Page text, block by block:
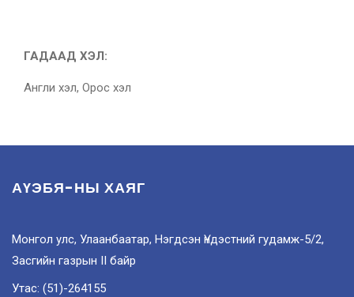
ГАДААД ХЭЛ:
Англи хэл, Орос хэл
АҮЭБЯ-НЫ ХАЯГ
Монгол улс, Улаанбаатар, Нэгдсэн Үндэстний гудамж-5/2,
Засгийн газрын II байр
Утас: (51)-264155